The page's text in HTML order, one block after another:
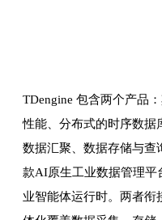
TDengine 包含两个产品
性能、分布式的时序数据
数据汇聚、数据存储与查
款AI原生工业数据管理平
业智能体运行时。两者衔